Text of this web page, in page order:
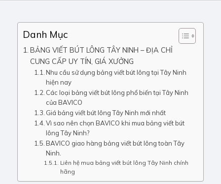
Danh Mục
BẢNG VIẾT BÚT LÔNG TÂY NINH – ĐỊA CHỈ
CUNG CẤP UY TÍN, GIÁ XƯỞNG
Nhu cầu sử dụng bảng viết bút lông tại Tây Ninh
hiện nay
Các loại bảng viết bút lông phổ biến tại Tây Ninh
của BAVICO
Giá bảng viết bút lông Tây Ninh mới nhất
Vì sao nên chọn BAVICO khi mua bảng viết bút
lông Tây Ninh?
BAVICO giao hàng bảng viết bút lông toàn Tây
Ninh.
Liên hệ mua bảng viết bút lông Tây Ninh chính
hãng